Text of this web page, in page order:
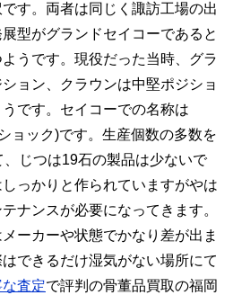
す。両者は同じく諏訪工場の出
型がグランドセイコーであると
うです。現役だった当時、グラ
ョン、クラウンは中堅ポジショ
です。セイコーでの名称は
ョック)です。生産個数の多数を
じつは19石の製品は少ないで
しっかりと作られていますがやは
ナンスが必要になってきます。
ーカーや状態でかなり差が出ま
できるだけ湿気がない場所にて
査定で評判の骨董品買取の福岡